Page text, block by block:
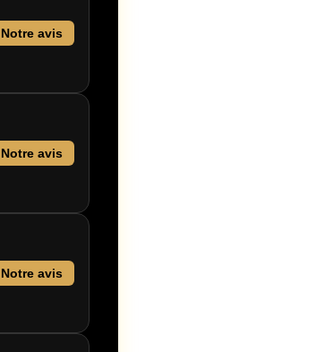
Notre avis
Notre avis
Notre avis